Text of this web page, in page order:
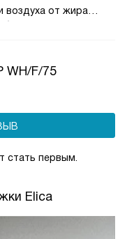
воздуха от жира
WH/F/75
стать первым.
Elica